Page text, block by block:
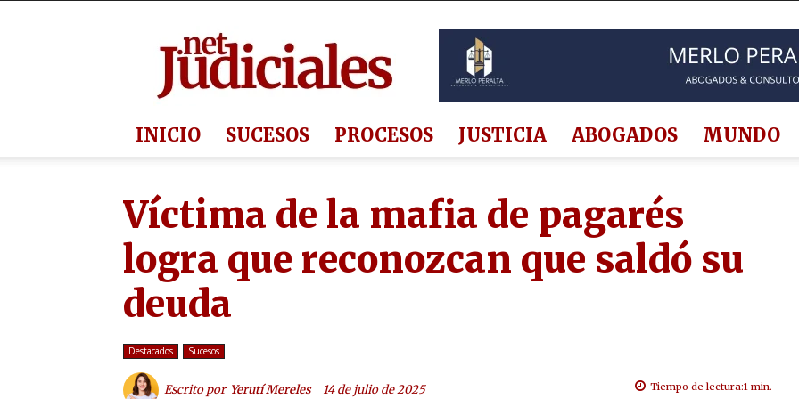
INICIO SUCESOS PROCESOS JUSTICIA ABOGADOS MUNDO
Víctima de la mafia de pagarés
logra que reconozcan que saldó su
deuda
Destacados Sucesos
Escrito por Yerutí Mereles 14 de julio de 2025 Tiempo de lectura:1 min.